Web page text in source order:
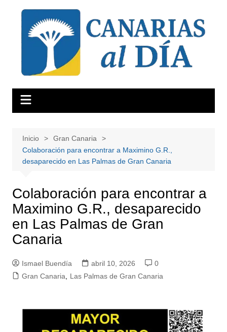
contenido
Inicio
Gran Canaria
Colaboración para encontrar a Maximino G.R.,
desaparecido en Las Palmas de Gran Canaria
Colaboración para encontrar a
Maximino G.R., desaparecido
en Las Palmas de Gran
Canaria
Ismael Buendía abril 10, 2026
0
Gran Canaria
Las Palmas de Gran Canaria